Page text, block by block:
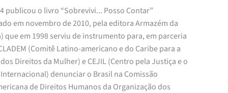
publicou o livro “Sobrevivi... Posso Contar”
em novembro de 2010, pela editora Armazém da
que em 1998 serviu de instrumento para, em parceria
(Comitê Latino-americano e do Caribe para a
Direitos da Mulher) e CEJIL (Centro pela Justiça e o
denunciar o Brasil na Comissão
de Direitos Humanos da Organização dos